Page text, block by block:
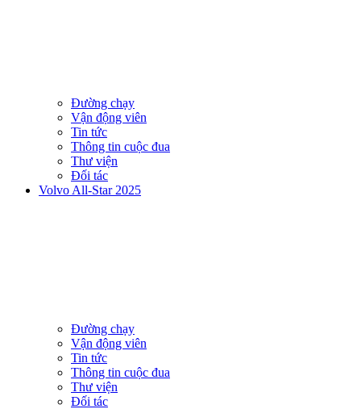
Đường chạy
Vận động viên
Tin tức
Thông tin cuộc đua
Thư viện
Đối tác
Volvo All-Star 2025
Đường chạy
Vận động viên
Tin tức
Thông tin cuộc đua
Thư viện
Đối tác